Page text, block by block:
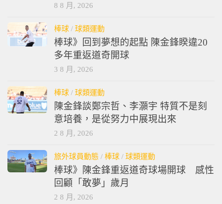
8 8 月, 2026
棒球 / 球類運動
棒球》回到夢想的起點 陳金鋒睽違20
多年重返道奇開球
3 8 月, 2026
棒球 / 球類運動
陳金鋒談鄭宗哲、李灝宇 特質不是刻
意培養，是從努力中展現出來
2 8 月, 2026
旅外球員動態 / 棒球 / 球類運動
棒球》陳金鋒重返道奇球場開球 感性
回顧「敢夢」歲月
2 8 月, 2026